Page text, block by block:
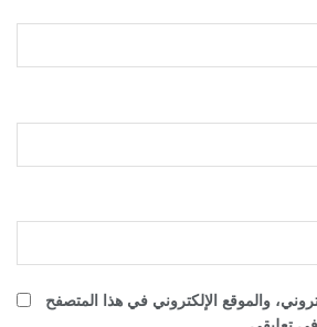
والموقع الإلكتروني في هذا المتصفح